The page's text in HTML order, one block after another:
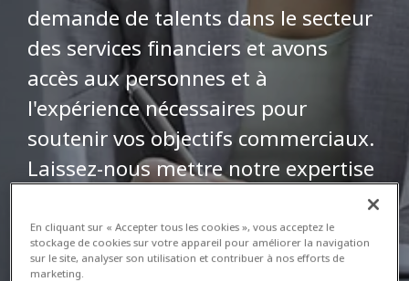
demande de talents dans le secteur
des services financiers et avons
accès aux personnes et à
l'expérience nécessaires pour
soutenir vos objectifs commerciaux.
Laissez-nous mettre notre expertise
alignée sur l'industrie et notre vaste
expérience à travailler pour trouver
ce talent pour vous.
En cliquant sur « Accepter tous les cookies », vous acceptez le
stockage de cookies sur votre appareil pour améliorer la navigation
sur le site, analyser son utilisation et contribuer à nos efforts de
marketing.